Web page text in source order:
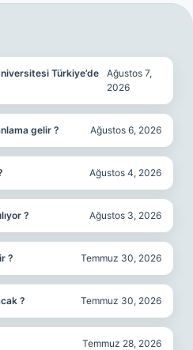
Türkiye’de
Ağustos 7,
2026
gelir ? Ağustos 6, 2026
Ağustos 4, 2026
? Ağustos 3, 2026
? Temmuz 30, 2026
? Temmuz 30, 2026
Temmuz 28, 2026